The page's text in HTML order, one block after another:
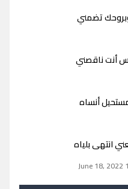
تضمني
أنت ناقصني
أنساه
انتهى بلياه